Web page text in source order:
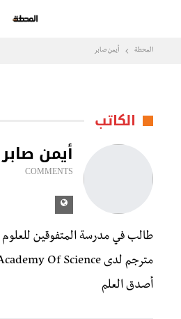
المحطة أيمن صابر
الكاتب
أيمن صابر
COMMENTS
طالب في مدرسة المتفوقين للعلوم
أصدق العلم